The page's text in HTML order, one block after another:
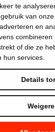
te
van
en
of die ze
hun services.
Details
Over de
Laatste